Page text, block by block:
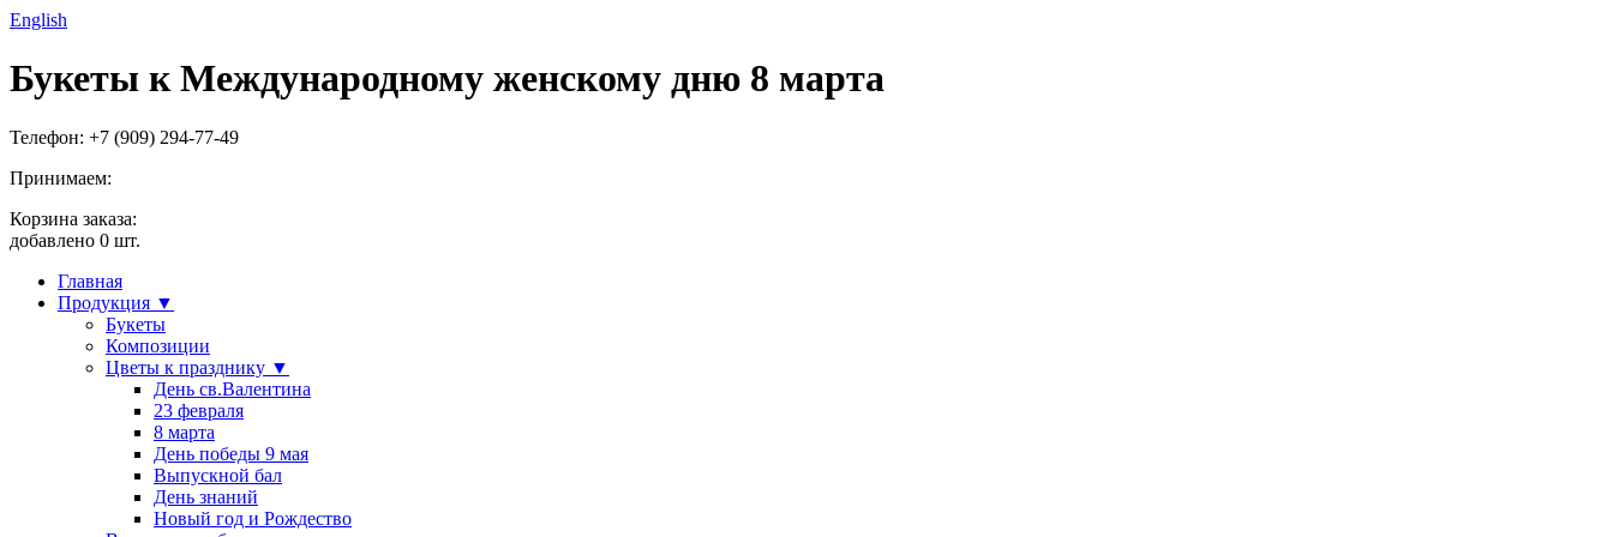
English
Букеты к Международному женскому дню 8 марта
Телефон: +7 (909) 294-77-49
Принимаем:
Корзина заказа:
добавлено 0 шт.
Главная
Продукция ▼
Букеты
Композиции
Цветы к празднику ▼
День св.Валентина
23 февраля
8 марта
День победы 9 мая
Выпускной бал
День знаний
Новый год и Рождество